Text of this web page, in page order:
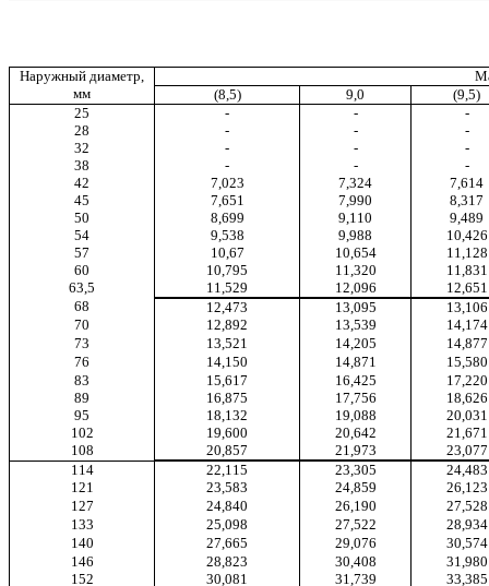
Наружный диаметр,
мм
(8,5)
9,0
(9,5)
25
- -
-
28
- -
-
32
- -
-
38
- -
-
42
7,023 7,324
7,614
45
7,651 7,990
8,317
50
8,699 9,110
9,489
54
9,538 9,988
10,426
57
10,67 10,654
11,128
60
10,795 11,320
11,831
63,5
11,529 12,096
12,651
68
12,473 13,095
13,106
70
12,892 13,539
14,174
73
13,521 14,205
14,877
76
14,150 14,871
15,580
83
15,617 16,425
17,220
89
16,875 17,756
18,626
95
18,132 19,088
20,031
102
19,600 20,642
21,671
108
20,857 21,973
23,077
114
22,115 23,305
24,483
121
23,583 24,859
26,123
127
24,840 26,190
27,528
133
25,098 27,522
28,934
140
27,665 29,076
30,574
146
28,823 30,408
31,980
152
30,081 31,739 33,385